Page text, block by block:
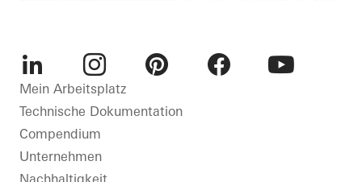
LinkedIn Instagram
Mein Arbeitsplatz
Technische Dokumentation
Compendium
Unternehmen